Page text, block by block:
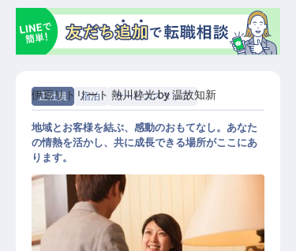
正社員 宿泊 サービススタッフ
伊豆リトリート 熱川粋光 by 温故知新
地域とお客様を結ぶ、感動のおもてなし。あなた
の情熱を活かし、共に成長できる場所がここにあ
ります。